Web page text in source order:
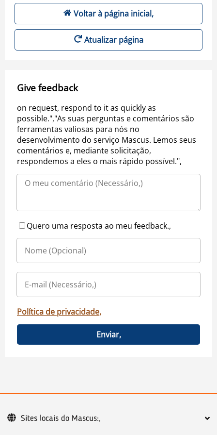
Voltar à página inicial,
Atualizar página
Give feedback
on request, respond to it as quickly as
possible.","As suas perguntas e comentários são
ferramentas valiosas para nós no
desenvolvimento do serviço Mascus. Lemos seus
comentários e, mediante solicitação,
respondemos a eles o mais rápido possível.",
Quero uma resposta ao meu feedback.,
Política de privacidade,
Enviar,
Sites locais do Mascus:,